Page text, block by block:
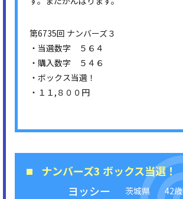
第6735回 ナンバーズ３
・当選数字 ５６４
・購入数字 ５４６
・ボックス当選！
・１１,８００円
ナンバーズ3 ボックス当選！
ヨッシー
茨城県 42歳